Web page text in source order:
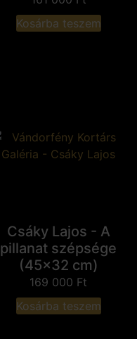
Kosárba teszem
Csáky Lajos - A
pillanat szépsége
(45x32 cm)
169 000 Ft
Kosárba teszem